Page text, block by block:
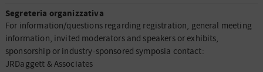
Segreteria organizzativa
For information/questions regarding registration, general meeting
information, invited moderators and speakers or exhibits,
sponsorship or industry-sponsored symposia contact:
JRDaggett & Associates